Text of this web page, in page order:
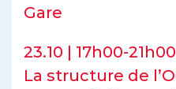
Gare
23.10 | 17h00-21h00
La structure de